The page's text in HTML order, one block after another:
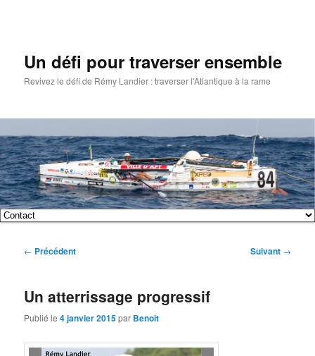
Un défi pour traverser ensemble
Revivez le défi de Rémy Landier : traverser l'Atlantique à la rame
Menu
Aller
au
principal
Aller
au
secondaire
Navigation
← Précédent Suivant →
Un atterrissage progressif
Publié le4 janvier 2015par Benoit